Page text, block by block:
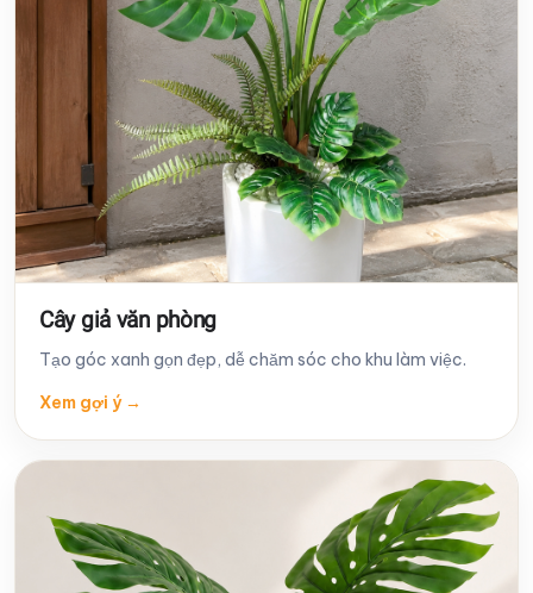
Cây giả văn phòng
Tạo góc xanh gọn đẹp, dễ chăm sóc cho khu làm việc.
Xem gợi ý →